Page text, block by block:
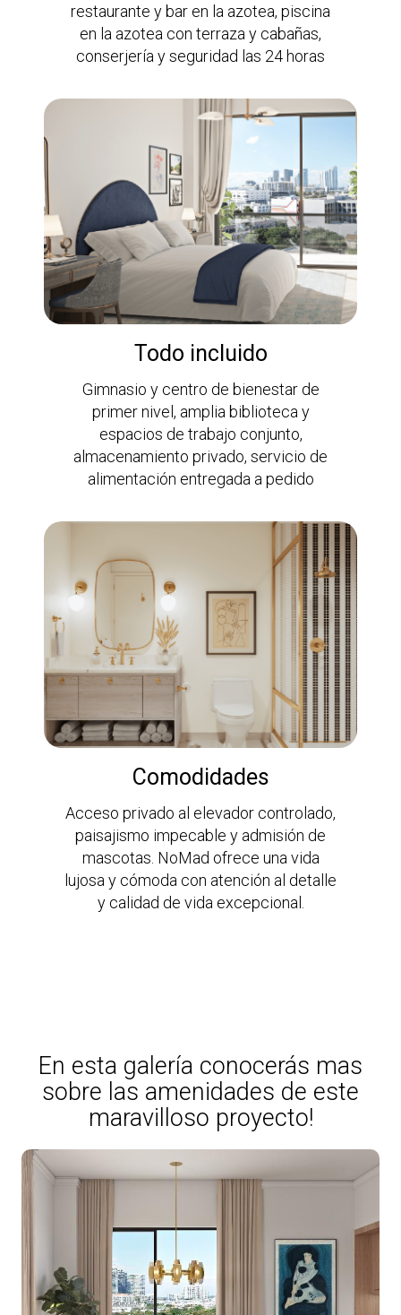
restaurante y bar en la azotea, piscina
en la azotea con terraza y cabañas,
conserjería y seguridad las 24 horas
Todo incluido
Gimnasio y centro de bienestar de
primer nivel, amplia biblioteca y
espacios de trabajo conjunto,
almacenamiento privado, servicio de
alimentación entregada a pedido
Comodidades
Acceso privado al elevador controlado,
paisajismo impecable y admisión de
mascotas. NoMad ofrece una vida
lujosa y cómoda con atención al detalle
y calidad de vida excepcional.
En esta galería conocerás mas
sobre las amenidades de este
maravilloso proyecto!